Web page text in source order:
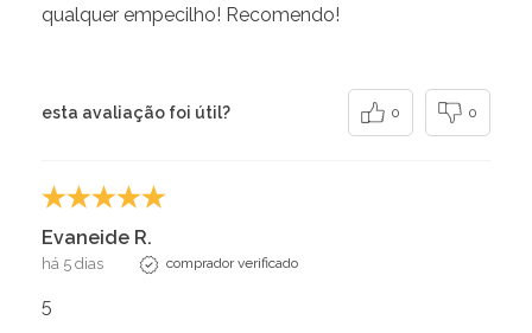
qualquer empecilho! Recomendo!
esta avaliação foi útil? 0 0
Evaneide R.
há 5 dias comprador verificado
5